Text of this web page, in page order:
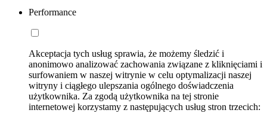
Performance
Akceptacja tych usług sprawia, że możemy śledzić i
anonimowo analizować zachowania związane z kliknięciami i
surfowaniem w naszej witrynie w celu optymalizacji naszej
witryny i ciągłego ulepszania ogólnego doświadczenia
użytkownika. Za zgodą użytkownika na tej stronie
internetowej korzystamy z następujących usług stron trzecich: